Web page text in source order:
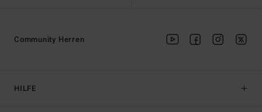
HILFE
Community Herren